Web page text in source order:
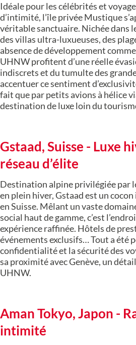
Idéale pour les célébrités et
d’intimité, l’île privée Mustique
véritable sanctuaire. Nichée dans
des villas ultra-luxueuses, des
absence de développement
UHNW profitent d’une réelle
indiscrets et du tumulte des
accentuer ce sentiment
fait que par petits avions à hélice
destination de luxe loin du
Gstaad, Suisse - Luxe
réseau d’élite
Destination alpine privilégiée par
en plein hiver, Gstaad est un
en Suisse. Mêlant un vaste
social haut de gamme, c’est
expérience raffinée. Hôtels de
événements exclusifs… Tout a été
confidentialité et la sécurité des
sa proximité avec Genève, un
UHNW.
Aman Tokyo, Japon -
intimité